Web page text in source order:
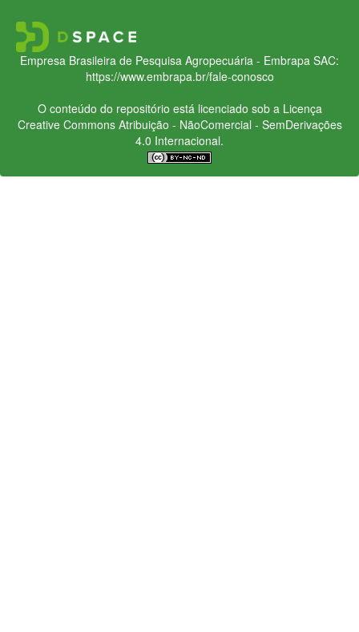
Empresa Brasileira de Pesquisa Agropecuária - Embrapa SAC:
https://www.embrapa.br/fale-conosco
O conteúdo do repositório está licenciado sob a Licença
Creative CommonsAtribuição - NãoComercial - SemDerivações
4.0 Internacional.